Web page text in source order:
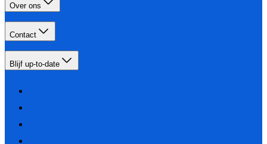
Over ons
Contact
Blijf up-to-date